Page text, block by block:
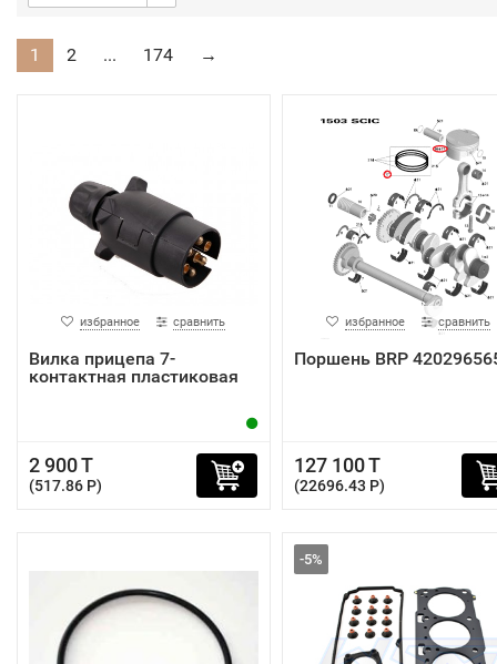
1 2 ... 174 →
избранное сравнить
Вилка прицепа 7-
контактная пластиковая
2 900 T
(517.86 P)
избранное сравнить
Поршень BRP
127 100 T
(22696.43 P)
-5%